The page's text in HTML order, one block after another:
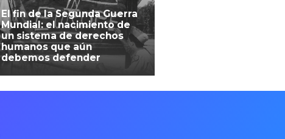
El fin de la Segunda Guerra
Mundial: el nacimiento de
un sistema de derechos
humanos que aún
debemos defender